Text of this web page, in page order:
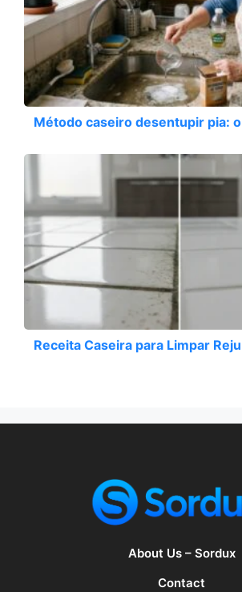
Método caseiro desentupir pia:
Receita Caseira para Limpar
About Us – Sordux
Contact